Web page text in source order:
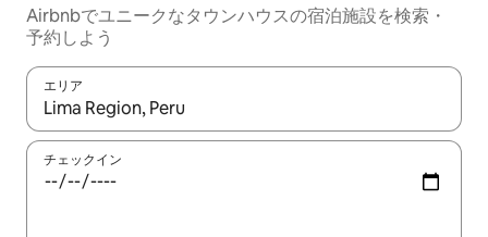
Airbnbでユニークなタウンハウスの宿泊施設を検索・
予約しよう
エリア
検索結果が表示されたら、上下の矢印キーを使って移動するか
チェックイン